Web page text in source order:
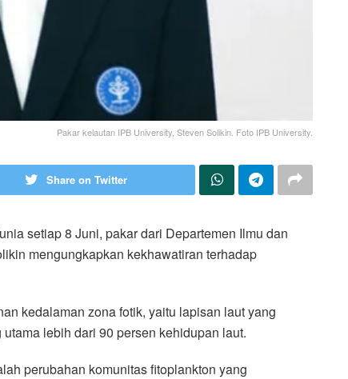
Pakar kelautan IPB University, Steven Solikin. Foto IPB University.
Share on Twitter
setiap 8 Juni, pakar dari Departemen Ilmu dan
mengungkapkan kekhawatiran terhadap
kedalaman zona fotik, yaitu lapisan laut yang
lebih dari 90 persen kehidupan laut.
perubahan komunitas fitoplankton yang